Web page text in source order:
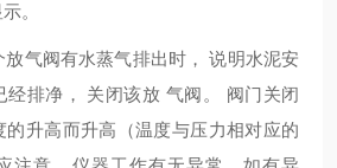
。
放气阀有水蒸气排出时，
说明水泥安
排净，
关闭该放 气阀。
阀门关闭
的升高而升高（温度与压力相对应的